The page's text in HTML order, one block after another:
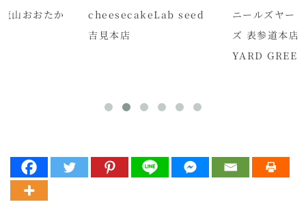
山おおたか
cheesecakeLab seed
吉見本店
ニールズヤー
ズ 表参道本店
YARD